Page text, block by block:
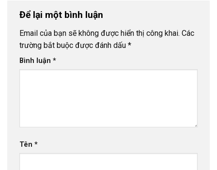
Để lại một bình luận
Email của bạn sẽ không được hiển thị công khai. Các
trường bắt buộc được đánh dấu *
Bình luận *
Tên *